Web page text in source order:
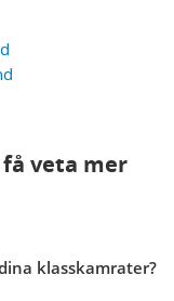
veta mer
klasskamrater?